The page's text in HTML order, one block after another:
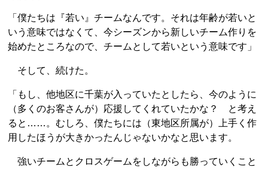
「僕たちは『若い』チームなんです。それは年齢が若いと
いう意味ではなくて、今シーズンから新しいチーム作りを
始めたところなので、チームとして若いという意味です」
そして、続けた。
「もし、他地区に千葉が入っていたとしたら、今のように
（多くのお客さんが）応援してくれていたかな？ と考え
ると……。むしろ、僕たちには（東地区所属が）上手く作
用したほうが大きかったんじゃないかなと思います。
強いチームとクロスゲームをしながらも勝っていくこと